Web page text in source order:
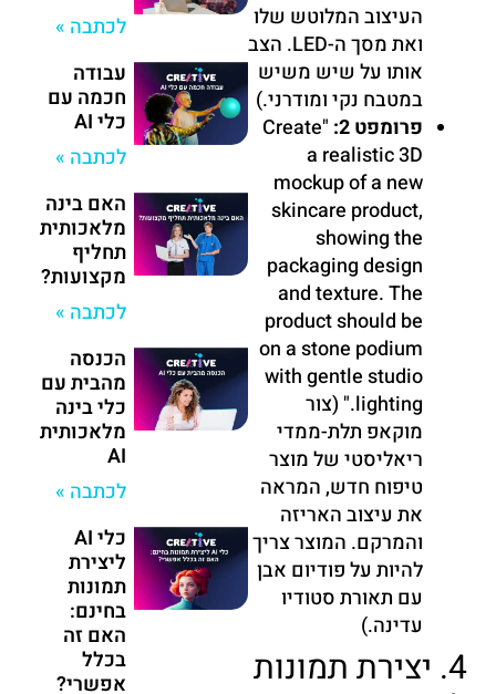
העיצוב המלוטש שלו
ואת מסך ה-LED. הצב
אותו על שיש משיש
במטבח נקי ומודרני.)
פרומפט 2:
"Create
a realistic 3D
mockup of a new
skincare product,
showing the
packaging design
and texture. The
product should be
on a stone podium
with gentle studio
lighting." (צור
מוקאפ תלת-ממדי
ריאליסטי של מוצר
טיפוח חדש, המראה
את עיצוב האריזה
והמרקם. המוצר צריך
להיות על פודיום אבן
עם תאורת סטודיו
עדינה.)
4. יצירת תמונות
לכתבה »
עבודה
חכמה עם
כלי AI
לכתבה »
האם בינה
מלאכותית
תחליף
מקצועות?
לכתבה »
הכנסה
מהבית עם
כלי בינה
מלאכותית
AI
לכתבה »
כלי AI
ליצירת
תמונות
בחינם:
האם זה
בכלל
אפשרי?